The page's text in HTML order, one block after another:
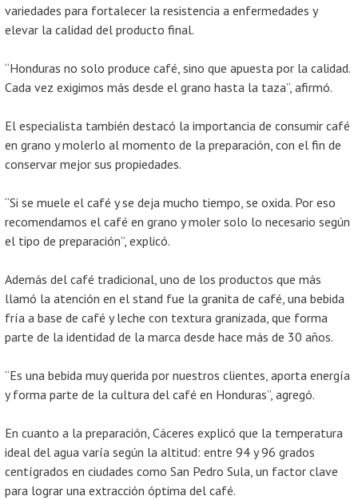
variedades para fortalecer la resistencia a enfermedades y
elevar la calidad del producto final.
“Honduras no solo produce café, sino que apuesta por la calidad.
Cada vez exigimos más desde el grano hasta la taza”, afirmó.
El especialista también destacó la importancia de consumir café
en grano y molerlo al momento de la preparación, con el fin de
conservar mejor sus propiedades.
“Si se muele el café y se deja mucho tiempo, se oxida. Por eso
recomendamos el café en grano y moler solo lo necesario según
el tipo de preparación”, explicó.
Además del café tradicional, uno de los productos que más
llamó la atención en el stand fue la granita de café, una bebida
fría a base de café y leche con textura granizada, que forma
parte de la identidad de la marca desde hace más de 30 años.
“Es una bebida muy querida por nuestros clientes, aporta energía
y forma parte de la cultura del café en Honduras”, agregó.
En cuanto a la preparación, Cáceres explicó que la temperatura
ideal del agua varía según la altitud: entre 94 y 96 grados
centígrados en ciudades como San Pedro Sula, un factor clave
para lograr una extracción óptima del café.